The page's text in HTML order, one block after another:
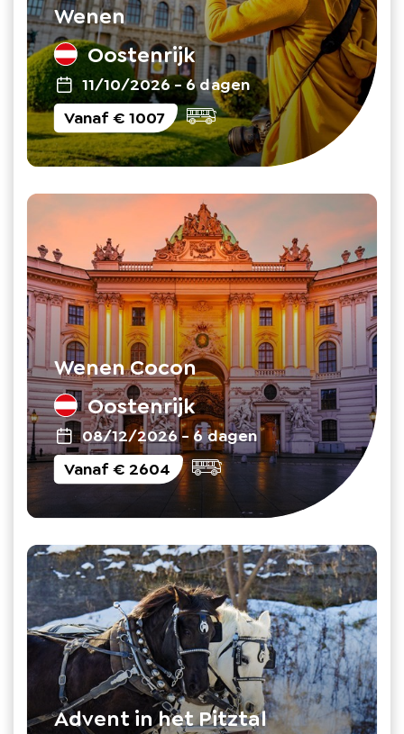
Wenen
Oostenrijk
11/10/2026-6 dagen
Vanaf€ 1007
Wenen Cocon
Oostenrijk
08/12/2026-6 dagen
Vanaf€ 2604
Advent in het Pitztal